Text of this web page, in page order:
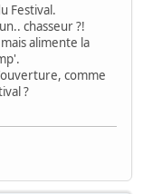
Festival.
chasseur ?!
alimente la
comme
?